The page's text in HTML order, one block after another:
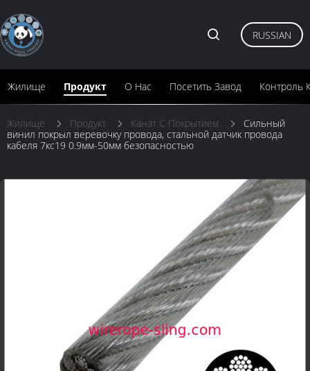
Жилище Продукт О Нас Посетить Завод Контроль
RUSSIAN
Жилище Продукт Канат С Покрытием
Сильный
винил покрыл веревочку провода, стальной датчик провода
кабеля 7кс19 0.9мм-50мм безопасностью